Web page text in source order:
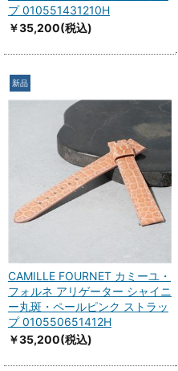
プ 010551431210H
￥35,200(税込)
新品
CAMILLE FOURNET カミーユ・
フォルネ アリゲーター シャイニ
ー丸斑・ペールピンク ストラッ
プ 010550651412H
￥35,200(税込)